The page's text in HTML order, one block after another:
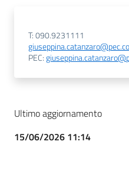
T: 090.9231111
PEC:
Ultimo aggiornamento
15/06/2026 11:14